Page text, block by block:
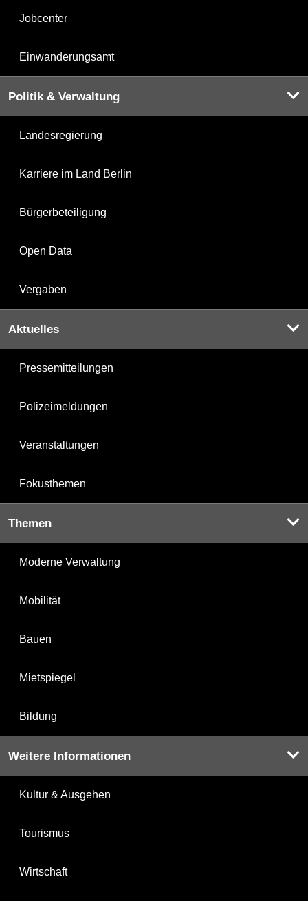
Jobcenter
Einwanderungsamt
Politik & Verwaltung
Landesregierung
Karriere im Land Berlin
Bürgerbeteiligung
Open Data
Vergaben
Aktuelles
Pressemitteilungen
Polizeimeldungen
Veranstaltungen
Fokusthemen
Themen
Moderne Verwaltung
Mobilität
Bauen
Mietspiegel
Bildung
Weitere Informationen
Kultur & Ausgehen
Tourismus
Wirtschaft